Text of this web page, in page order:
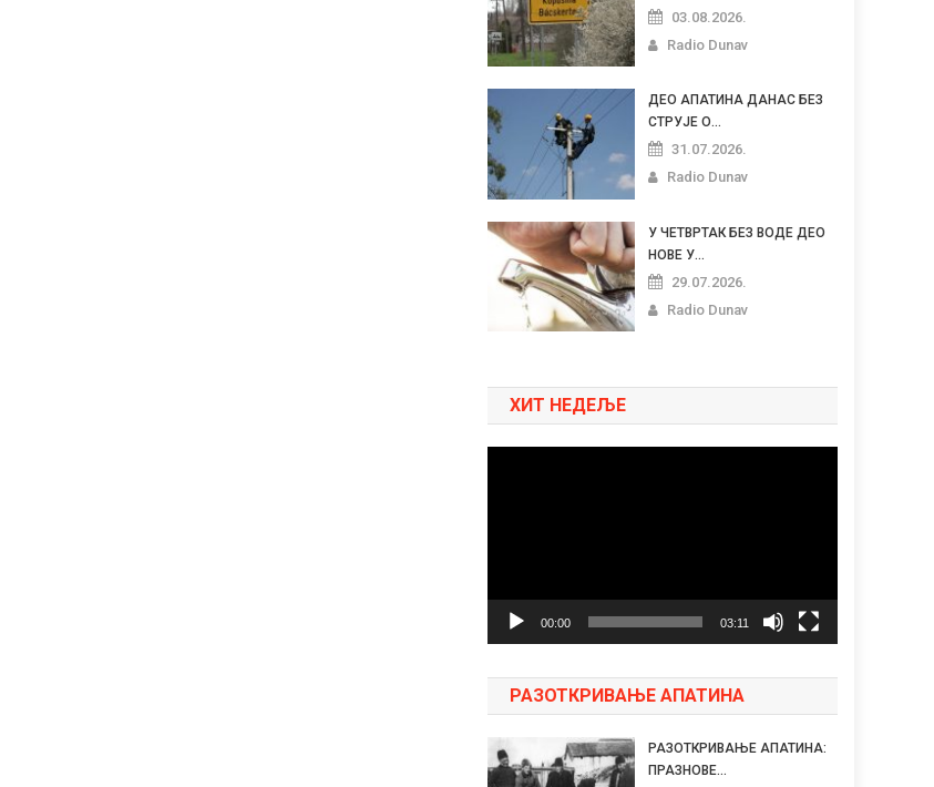
03.08.2026.
Radio Dunav
ДЕО АПАТИНА ДАНАС БЕЗ
СТРУЈЕ О...
31.07.2026.
Radio Dunav
У ЧЕТВРТАК БЕЗ ВОДЕ ДЕО
НОВЕ У...
29.07.2026.
Radio Dunav
ХИТ НЕДЕЉЕ
00:00 03:11
РАЗОТКРИВАЊЕ АПАТИНА
РАЗОТКРИВАЊЕ АПАТИНА:
ПРАЗНОВЕ...